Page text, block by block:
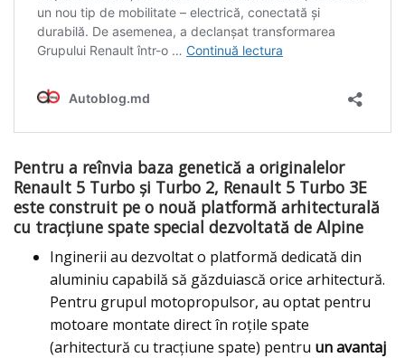
Pentru a reînvia baza genetică a originalelor
Renault 5 Turbo și Turbo 2, Renault 5 Turbo 3E
este construit pe o nouă platformă arhitecturală
cu tracțiune spate special dezvoltată de Alpine
Inginerii au dezvoltat o platformă dedicată din
aluminiu capabilă să găzduiască orice arhitectură.
Pentru grupul motopropulsor, au optat pentru
motoare montate direct în roțile spate
(arhitectură cu tracțiune spate) pentru un avantaj